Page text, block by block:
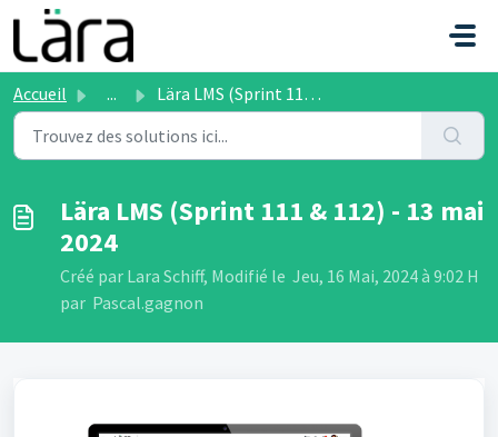
Passer au contenu principal
Accueil ... Lära LMS (Sprint 111 & 112) - 13 mai 2024
Lära LMS (Sprint 111 & 112) - 13 mai
2024
Créé par Lara Schiff, Modifié le Jeu, 16 Mai, 2024 à 9:02 H
par Pascal.gagnon